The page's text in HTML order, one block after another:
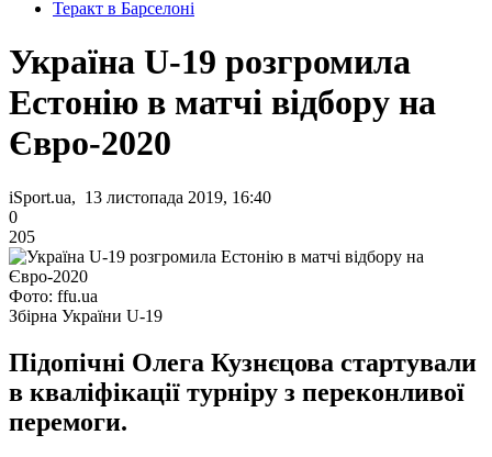
Теракт в Барселоні
Україна U-19 розгромила
Естонію в матчі відбору на
Євро-2020
iSport.ua, 13 листопада 2019, 16:40
0
205
Фото: ffu.ua
Збірна України U-19
Підопічні Олега Кузнєцова стартували
в кваліфікації турніру з переконливої ​​
перемоги.